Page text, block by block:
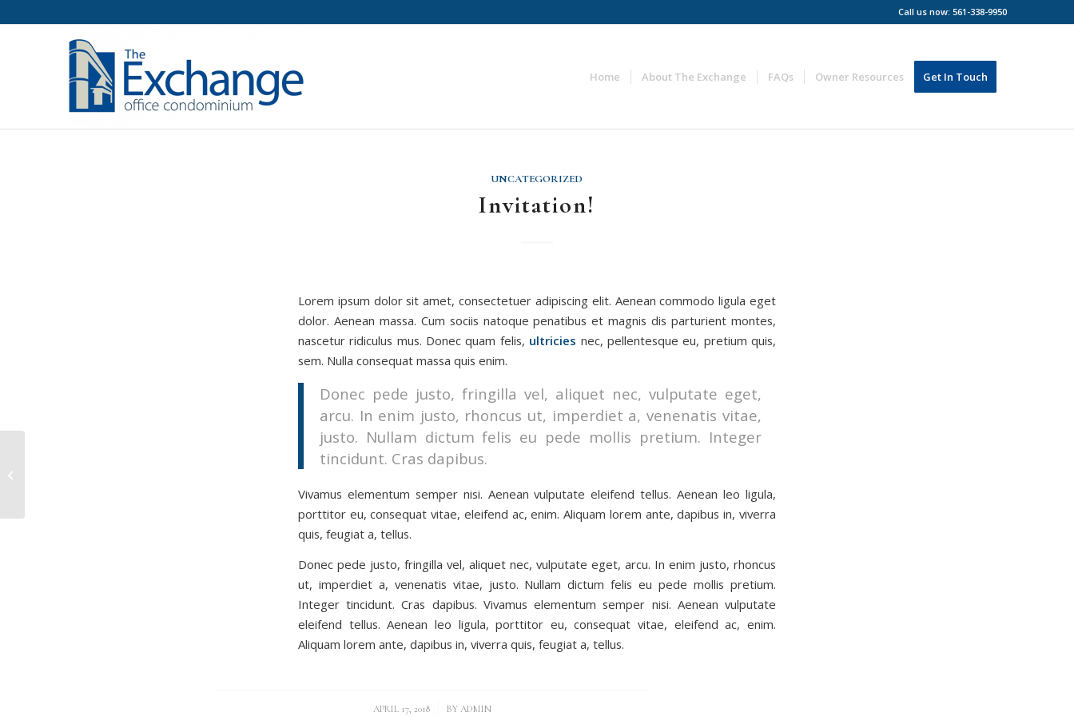
Call us now: 561-338-9950
Home About The Exchange FAQs Owner Resources Get In Touch
UNCATEGORIZED
Invitation!
Lorem ipsum dolor sit amet, consectetuer adipiscing elit. Aenean commodo ligula eget
dolor. Aenean massa. Cum sociis natoque penatibus et magnis dis parturient montes,
nascetur ridiculus mus. Donec quam felis, ultricies nec, pellentesque eu, pretium quis,
sem. Nulla consequat massa quis enim.
Donec pede justo, fringilla vel, aliquet nec, vulputate eget,
arcu. In enim justo, rhoncus ut, imperdiet a, venenatis vitae,
justo. Nullam dictum felis eu pede mollis pretium. Integer
tincidunt. Cras dapibus.
Vivamus elementum semper nisi. Aenean vulputate eleifend tellus. Aenean leo ligula,
porttitor eu, consequat vitae, eleifend ac, enim. Aliquam lorem ante, dapibus in, viverra
quis, feugiat a, tellus.
Donec pede justo, fringilla vel, aliquet nec, vulputate eget, arcu. In enim justo, rhoncus
ut, imperdiet a, venenatis vitae, justo. Nullam dictum felis eu pede mollis pretium.
Integer tincidunt. Cras dapibus. Vivamus elementum semper nisi. Aenean vulputate
eleifend tellus. Aenean leo ligula, porttitor eu, consequat vitae, eleifend ac, enim.
Aliquam lorem ante, dapibus in, viverra quis, feugiat a, tellus.
APRIL 17, 2018
/ BYADMIN